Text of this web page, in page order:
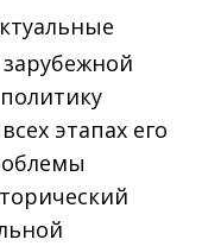
этапах его